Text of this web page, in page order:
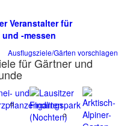
Veranstalter für
-messen
Ausflugsziele/Gärten vorschlagen
für Gärtner und